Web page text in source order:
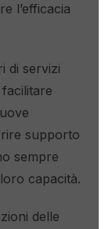
l’efficacia
di servizi
supporto
sempre
capacità.
delle